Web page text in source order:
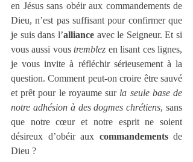
en Jésus sans obéir aux commandements de
Dieu, n’est pas suffisant pour confirmer que
je suis dans l’alliance avec le Seigneur. Et si
vous aussi vous tremblez en lisant ces lignes,
je vous invite à réfléchir sérieusement à la
question. Comment peut-on croire être sauvé
et prêt pour le royaume sur la seule base de
notre adhésion à des dogmes chrétiens, sans
que notre cœur et notre esprit ne soient
désireux d’obéir aux commandements de
Dieu ?